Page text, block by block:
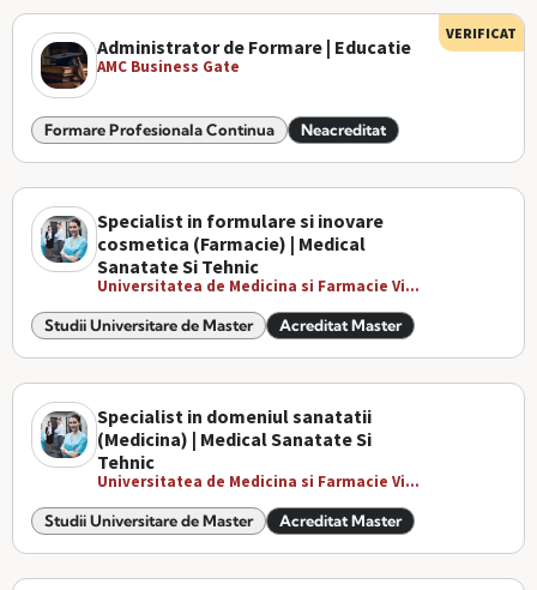
Administrator de Formare | Educatie
AMC Business Gate
Formare Profesionala Continua Neacreditat
VERIFICAT
Specialist in formulare si inovare
cosmetica (Farmacie) | Medical
Sanatate Si Tehnic
Universitatea de Medicina si Farmacie Vi...
Studii Universitare de Master Acreditat Master
Specialist in domeniul sanatatii
(Medicina) | Medical Sanatate Si
Tehnic
Universitatea de Medicina si Farmacie Vi...
Studii Universitare de Master Acreditat Master